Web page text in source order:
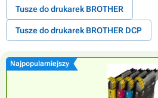
Tusze do drukarek BROTHER
Tusze do drukarek BROTHER DCP
Najpopularniejszy